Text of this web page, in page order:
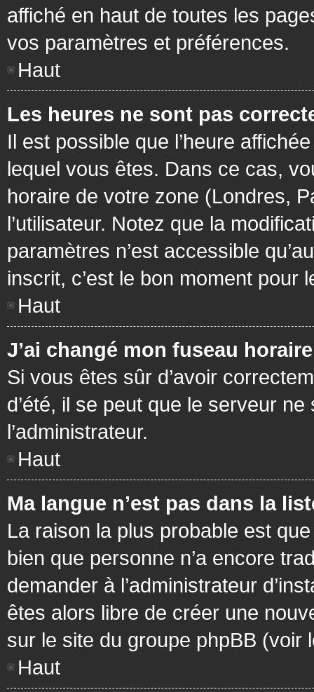
affiché en haut de toutes les
vos paramètres et préférences.
Haut
Les heures ne sont pas
Il est possible que l’heure
lequel vous êtes. Dans ce cas,
horaire de votre zone (Londres,
l’utilisateur. Notez que la
paramètres n’est accessible
inscrit, c’est le bon moment pour
Haut
J’ai changé mon fuseau
Si vous êtes sûr d’avoir
d’été, il se peut que le serveur
l’administrateur.
Haut
Ma langue n’est pas dans la
La raison la plus probable est
bien que personne n’a encore
demander à l’administrateur
êtes alors libre de créer une
sur le site du groupe phpBB (voir
Haut